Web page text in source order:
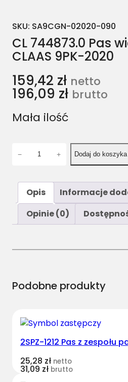
SKU: SA9CGN-02020-090
CL 744873.0 Pas
CLAAS 9PK-2020
159,42 zł netto
196,09 zł brutto
Mała ilość
L
4
7
− + Dodaj do koszyka
Opis
Informacje
Opinie (0)
Podobne produkty
2SPZ-1212 Pas z zespołu
25,28 zł netto
31,09 zł brutto